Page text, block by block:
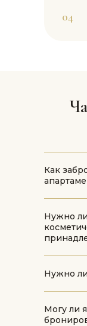
04
Как
Нужно
Нужно ли
Могу ли